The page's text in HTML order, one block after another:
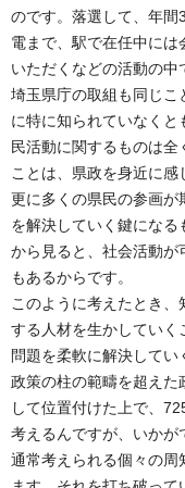
のです。落選して、年間
電まで、駅で在任中に
いただくなどの活動の中
埼玉県庁の取組も同じ
に特に知られていなく
民活動に関するものは
ことは、県政を身近に感
更に多くの県民の参画が
を解決していく鍵にな
から見ると、社会活動
もあるからです。
このように考えたとき
する人材を生かしてい
問題を柔軟に解決してい
政策の柱の範疇を超えた
して位置付けた上で、
考えるんですが、いかが
通常考えられる個々の周